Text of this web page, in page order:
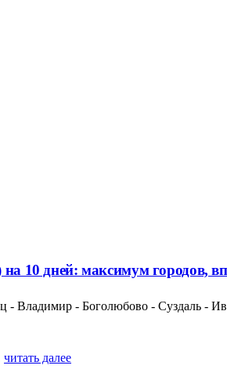
10 дней: максимум городов,
- Боголюбово - Суздаль -
читать далее